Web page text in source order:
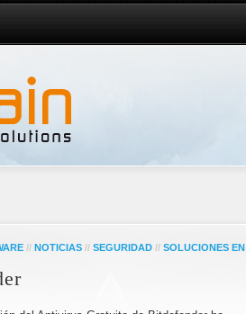
// NOTICIAS // SEGURIDAD // SOLUCIONES EN